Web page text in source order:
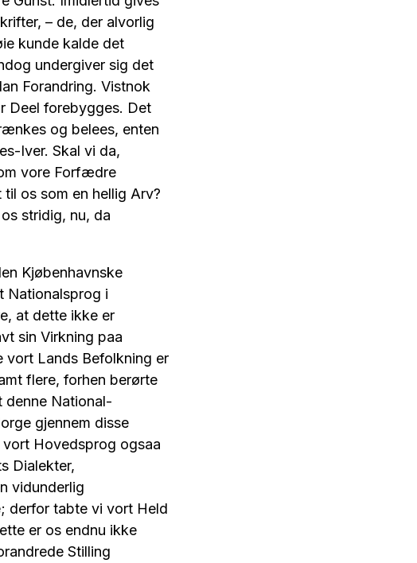
– de, der alvorlig
kunde kalde det
undergiver sig det
Forandring. Vistnok
Deel forebygges. Det
og belees, enten
Iver. Skal vi da,
vore Forfædre
os som en hellig Arv?
stridig, nu, da
Kjøbenhavnske
Nationalsprog i
at dette ikke er
sin Virkning paa
vort Lands Befolkning er
flere, forhen berørte
denne National-
gjennem disse
Hovedsprog ogsaa
Dialekter,
vidunderlig
derfor tabte vi vort Held
er os endnu ikke
Stilling